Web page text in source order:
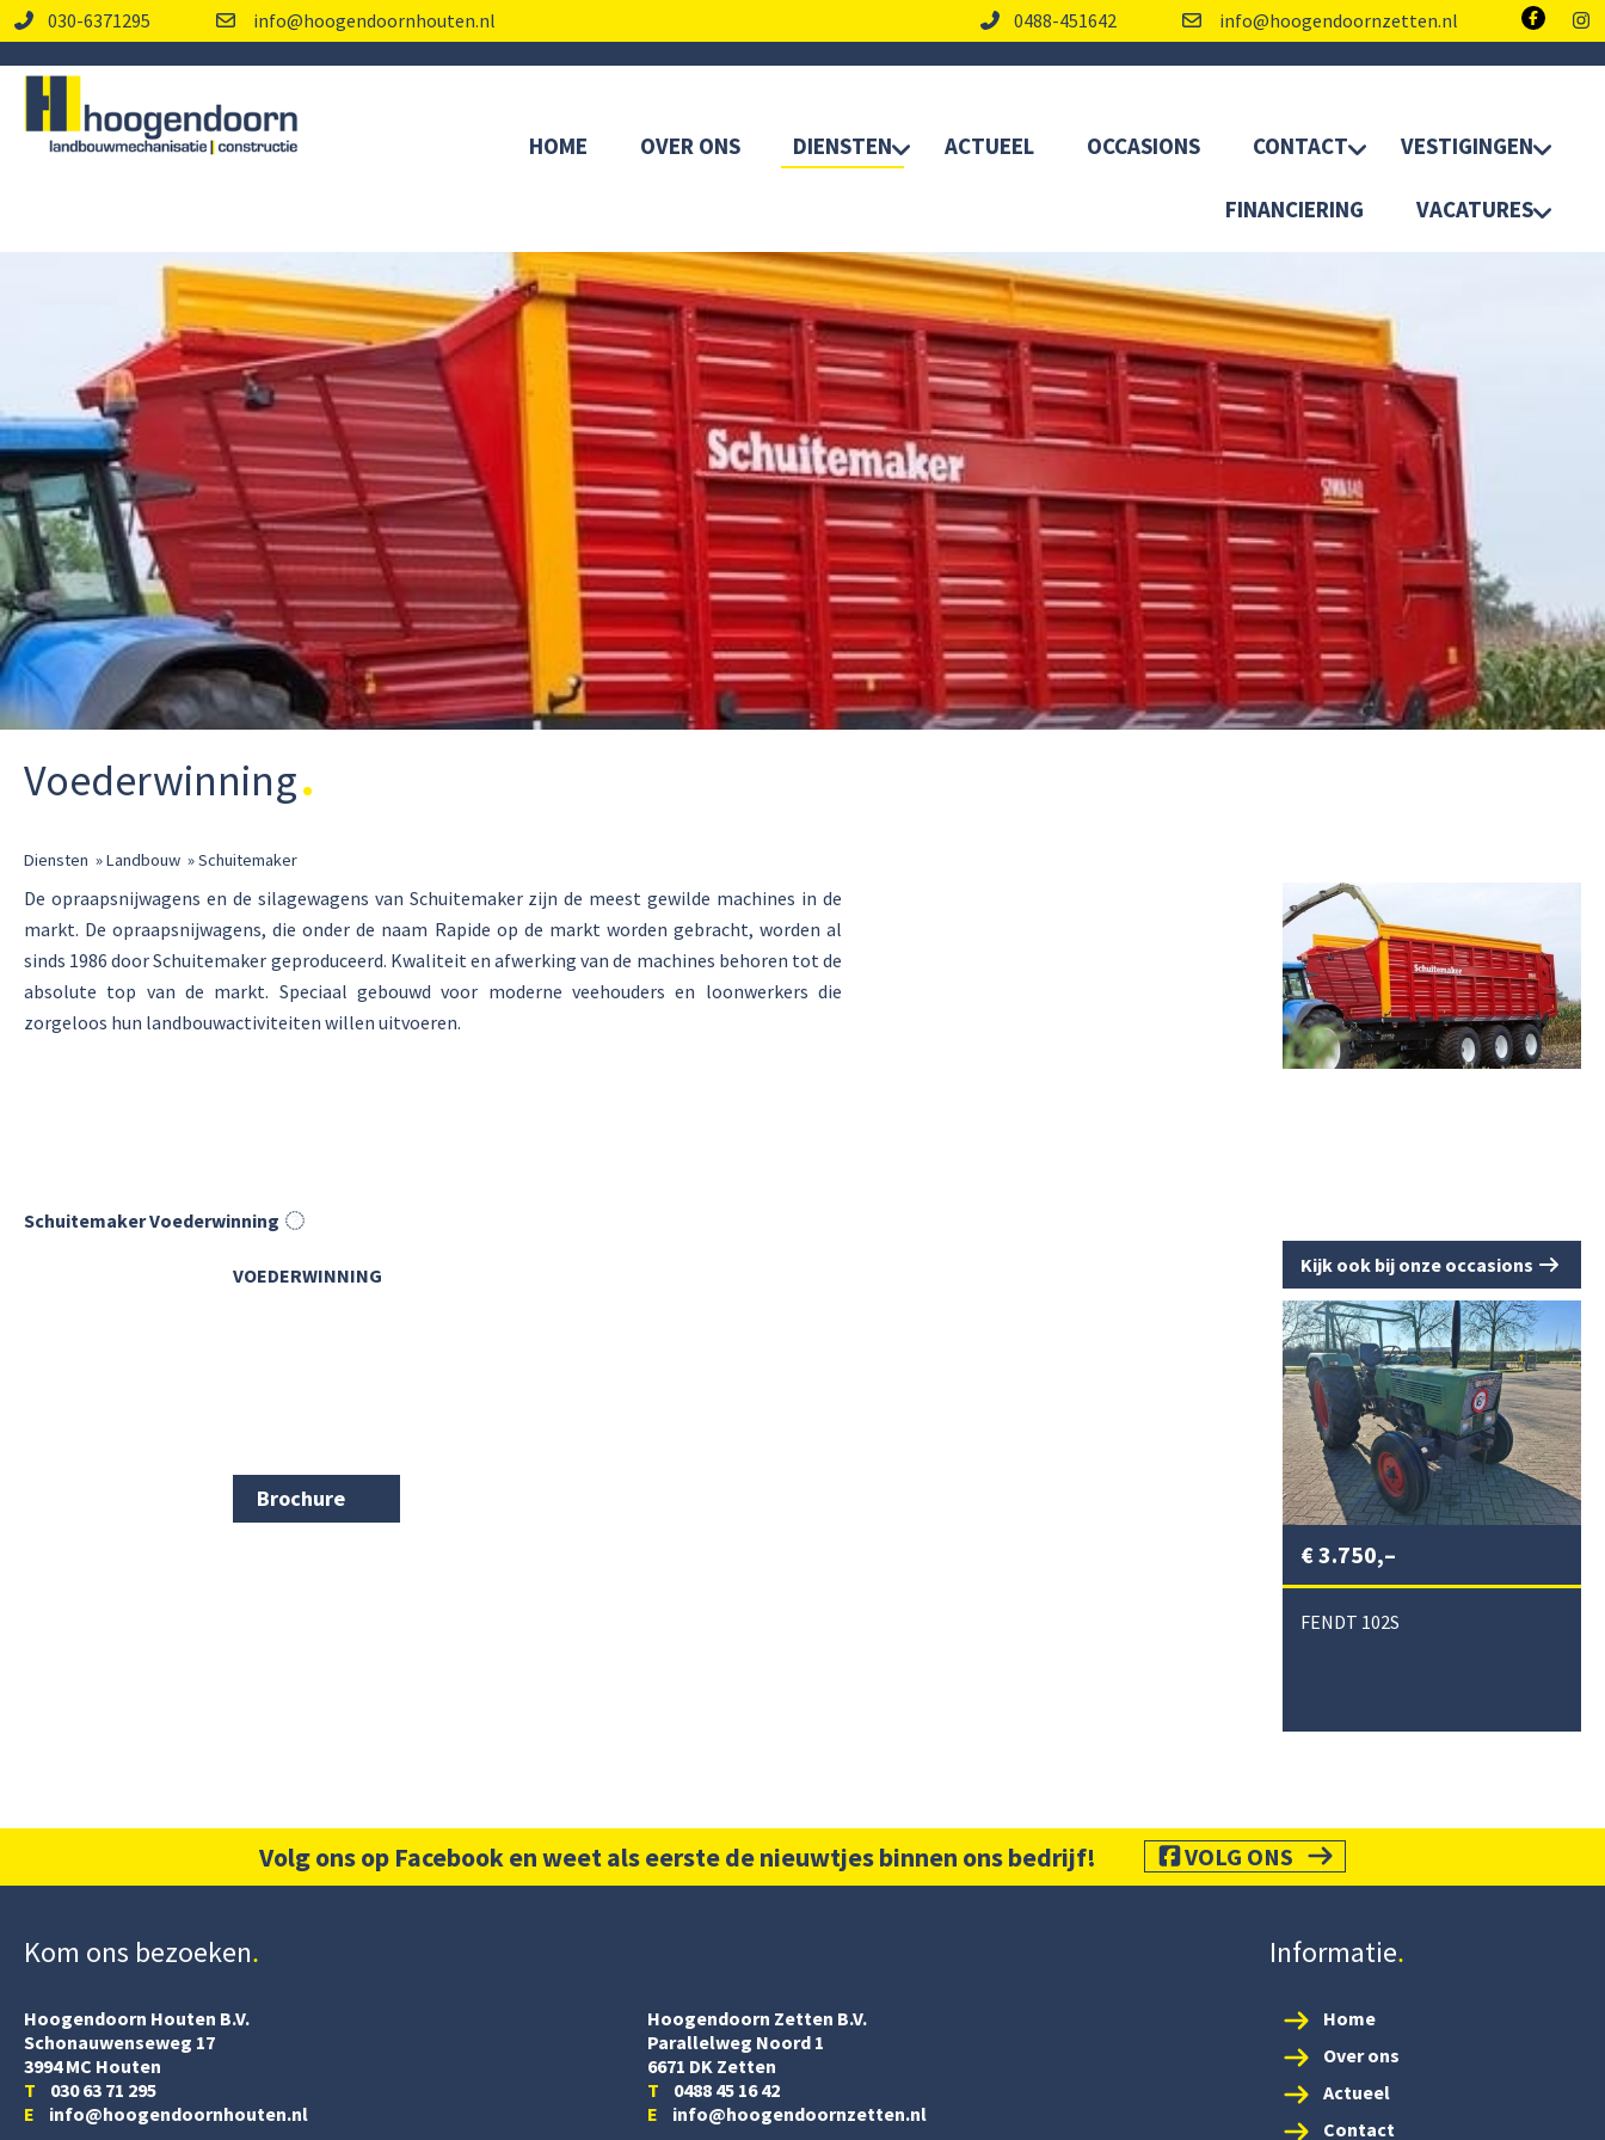
030-6371295 info@hoogendoornhouten.nl 0488-451642 info@hoogendoornzetten.nl
HOME OVER ONS DIENSTEN ACTUEEL OCCASIONS CONTACT VESTIGINGEN
FINANCIERING VACATURES
Voederwinning
Diensten »Landbouw »Schuitemaker
De opraapsnijwagens en de silagewagens van Schuitemaker zijn de meest gewilde machines in de
markt. De opraapsnijwagens, die onder de naam Rapide op de markt worden gebracht, worden al
sinds 1986 door Schuitemaker geproduceerd. Kwaliteit en afwerking van de machines behoren tot de
absolute top van de markt. Speciaal gebouwd voor moderne veehouders en loonwerkers die
zorgeloos hun landbouwactiviteiten willen uitvoeren.
Schuitemaker Voederwinning
VOEDERWINNING
Brochure
Kijk ook bij onze occasions
€3.750,–
FENDT 102S
Volg ons op Facebook en weet als eerste de nieuwtjes binnen ons bedrijf! VOLG ONS
Kom ons bezoeken
Hoogendoorn Houten B.V.
Schonauwenseweg 17
3994 MC Houten
T 030 63 71 295
E info@hoogendoornhouten.nl
Hoogendoorn Zetten B.V.
Parallelweg Noord 1
6671 DK Zetten
T 0488 45 16 42
E info@hoogendoornzetten.nl
Informatie
Home
Over ons
Actueel
Contact